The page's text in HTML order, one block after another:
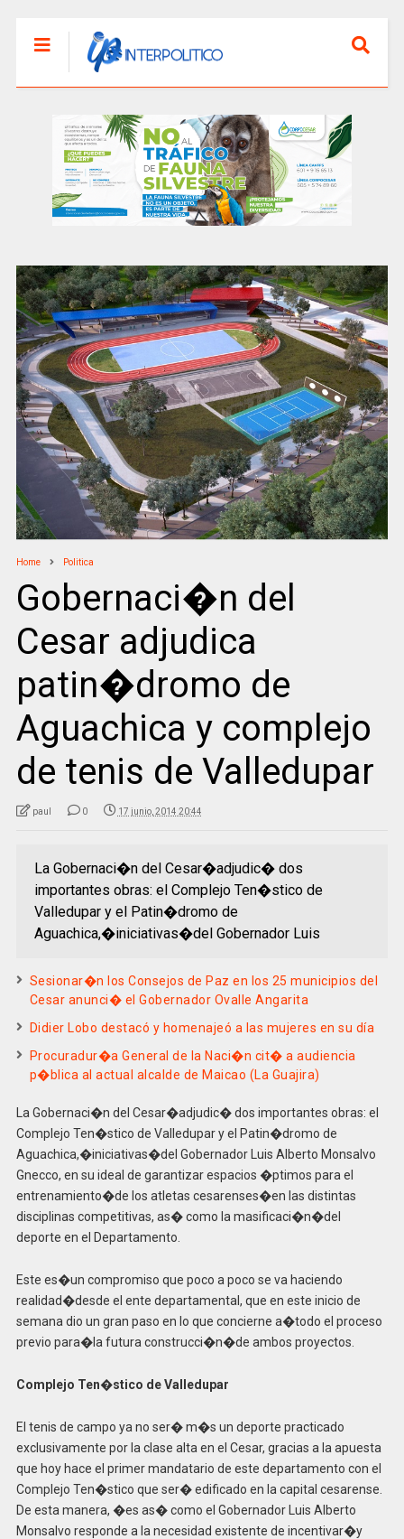
Home Politica
Gobernaci�n del
Cesar adjudica
patin�dromo de
Aguachica y complejo
de tenis de Valledupar
paul 0 17 junio, 2014 20:44
La Gobernaci�n del Cesar�adjudic� dos
importantes obras: el Complejo Ten�stico de
Valledupar y el Patin�dromo de
Aguachica,�iniciativas�del Gobernador Luis
Sesionar�n los Consejos de Paz en los 25 municipios del
Cesar anunci� el Gobernador Ovalle Angarita
Didier Lobo destacó y homenajeó a las mujeres en su día
Procuradur�a General de la Naci�n cit� a audiencia
p�blica al actual alcalde de Maicao (La Guajira)
La Gobernaci�n del Cesar�adjudic� dos importantes obras: el
Complejo Ten�stico de Valledupar y el Patin�dromo de
Aguachica,�iniciativas�del Gobernador Luis Alberto Monsalvo
Gnecco, en su ideal de garantizar espacios �ptimos para el
entrenamiento�de los atletas cesarenses�en las distintas
disciplinas competitivas, as� como la masificaci�n�del
deporte en el Departamento.
Este es�un compromiso que poco a poco se va haciendo
realidad�desde el ente departamental, que en este inicio de
semana dio un gran paso en lo que concierne a�todo el proceso
previo para�la futura construcci�n�de ambos proyectos.
Complejo Ten�stico de Valledupar
El tenis de campo ya no ser� m�s un deporte practicado
exclusivamente por la clase alta en el Cesar, gracias a la apuesta
que hoy hace el primer mandatario de este departamento con el
Complejo Ten�stico que ser� edificado en la capital cesarense.
De esta manera, �es as� como el Gobernador Luis Alberto
Monsalvo responde a la necesidad existente de incentivar�y